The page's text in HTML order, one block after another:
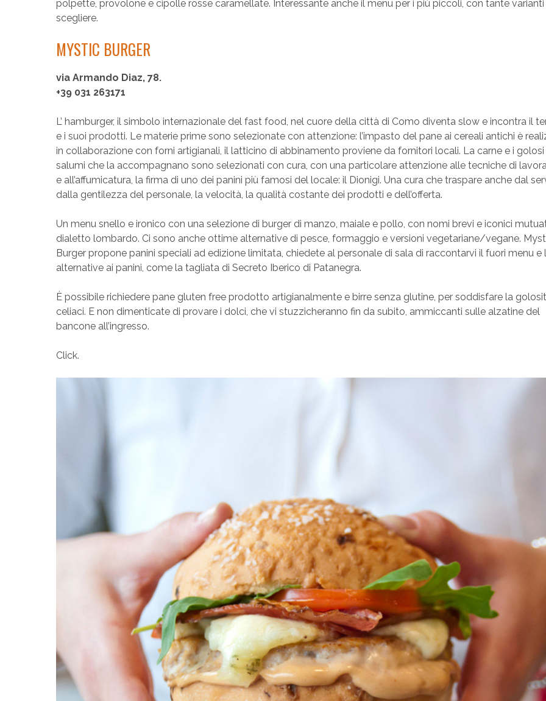
polpette, provolone e cipolle rosse caramellate. Interessante anche il menu per i più piccoli, con tante varianti
scegliere.
MYSTIC BURGER
via Armando Diaz, 78.
+39 031 263171
L’ hamburger, il simbolo internazionale del fast food, nel cuore della città di Como diventa slow e incontra il
e i suoi prodotti. Le materie prime sono selezionate con attenzione: l’impasto del pane ai cereali antichi è
in collaborazione con forni artigianali, il latticino di abbinamento proviene da fornitori locali. La carne e i golosi
salumi che la accompagnano sono selezionati con cura, con una particolare attenzione alle tecniche di
e all’affumicatura, la firma di uno dei panini più famosi del locale: il Dionigi. Una cura che traspare anche dal
dalla gentilezza del personale, la velocità, la qualità costante dei prodotti e dell’offerta.
Un menu snello e ironico con una selezione di burger di manzo, maiale e pollo, con nomi brevi e iconici
dialetto lombardo. Ci sono anche ottime alternative di pesce, formaggio e versioni vegetariane/vegane.
Burger propone panini speciali ad edizione limitata, chiedete al personale di sala di raccontarvi il fuori menu e
alternative ai panini, come la tagliata di Secreto Iberico di Patanegra.
È possibile richiedere pane gluten free prodotto artigianalmente e birre senza glutine, per soddisfare la
celiaci. E non dimenticate di provare i dolci, che vi stuzzicheranno fin da subito, ammiccanti sulle alzatine del
bancone all’ingresso.
Click.